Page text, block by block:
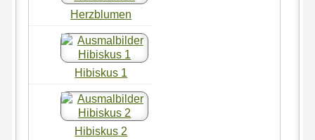
Herzblumen
Hibiskus 1
Hibiskus 2